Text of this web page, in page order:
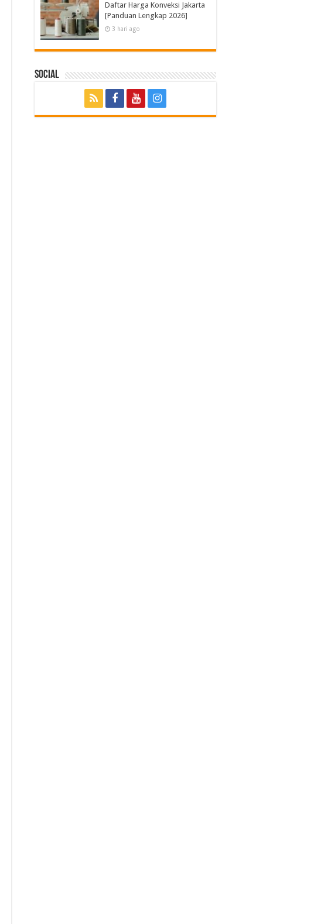
Daftar Harga Konveksi Jakarta
[Panduan Lengkap 2026]
3 hari ago
Social